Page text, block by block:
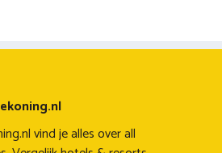
vind je alles over all